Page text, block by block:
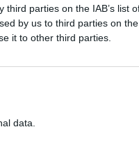
parties on the IAB’s list
by us to third parties on the
it to other third parties.
data.
(в мелницата), в